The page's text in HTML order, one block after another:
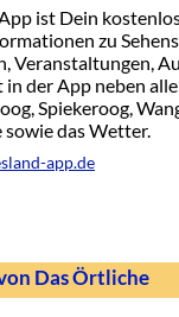
ist Dein
zu
Veranstaltungen,
der App neben
Spiekeroog,
das Wetter.
app.de
Das Örtliche